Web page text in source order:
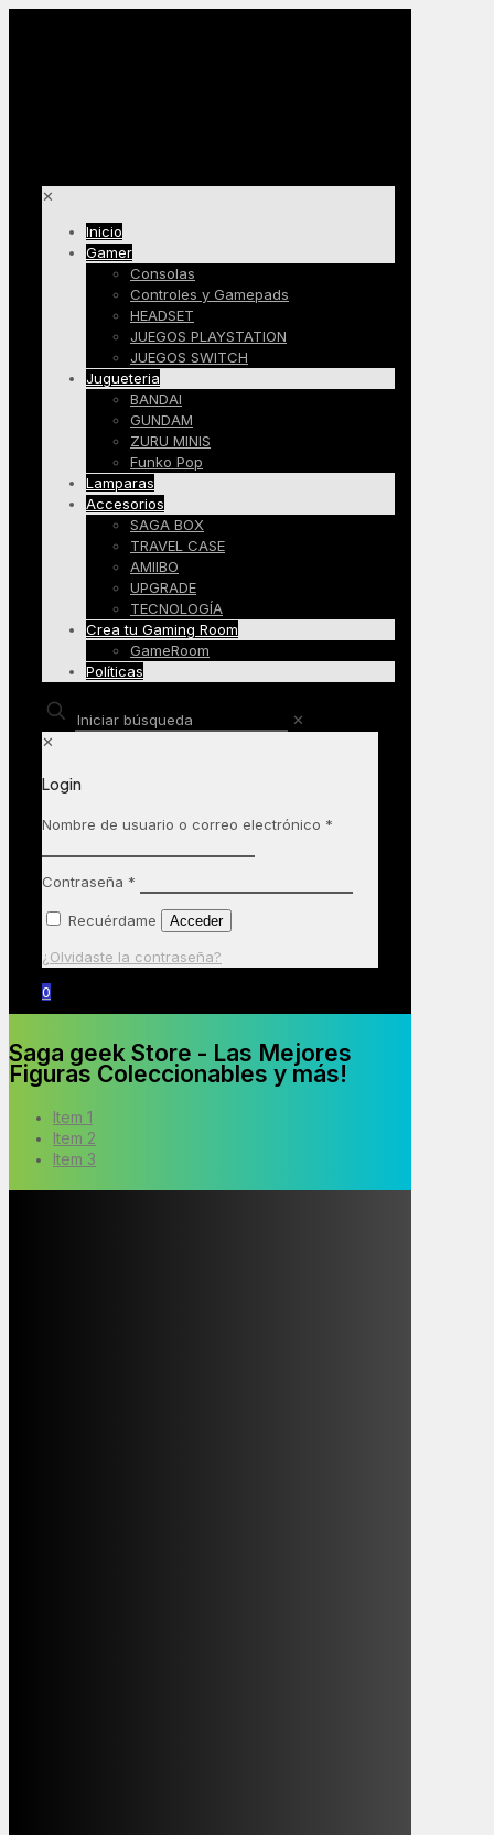
✕
Inicio
Gamer
Consolas
Controles y Gamepads
HEADSET
JUEGOS PLAYSTATION
JUEGOS SWITCH
Jugueteria
BANDAI
GUNDAM
ZURU MINIS
Funko Pop
Lamparas
Accesorios
SAGA BOX
TRAVEL CASE
AMIIBO
UPGRADE
TECNOLOGÍA
Crea tu Gaming Room
GameRoom
Políticas
✕
✕
Login
Nombre de usuario o correo electrónico *
Contraseña *
Recuérdame Acceder
¿Olvidaste la contraseña?
0
Saga geek Store - Las Mejores
Figuras Coleccionables y más!
Item 1
Item 2
Item 3